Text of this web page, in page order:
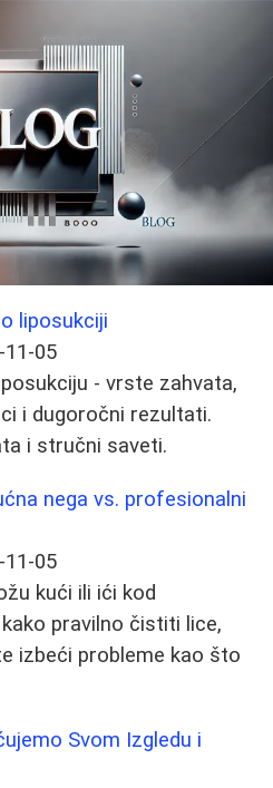
liposukciji
11-05
- vrste zahvata,
i dugoročni rezultati.
i stručni saveti.
nega vs. profesionalni
11-05
kući ili ići kod
pravilno čistiti lice,
izbeći probleme kao što
Svom Izgledu i